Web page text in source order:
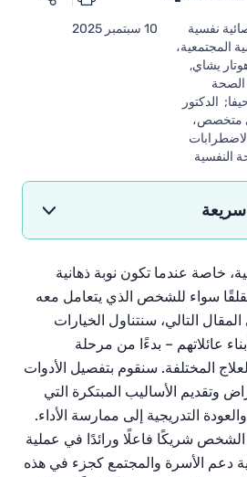
نفسية
المجتمعية،
يشاي,
الدكتور
متخصص،
النفسية
10 سبتمبر 2025
خاصة عندما تكون نوبة ذهانية
سواء للشخص الذي يتعامل معه
التالي، سنتناول الخيارات
عائلاتهم – بدءًا من مرحلة
المختلفة. سنقوم بتفصيل الأدوات
وتقديم الأساليب المبتكرة التي
التدريجية إلى ممارسة الأداء.
شريكًا فاعلًا ورائدًا في عملية
دعم الأسرة والمجتمع كجزء في هذه